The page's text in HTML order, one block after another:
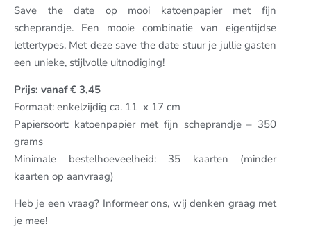
Save the date op mooi katoenpapier met fijn
scheprandje. Een mooie combinatie van eigentijdse
lettertypes. Met deze save the date stuur je jullie gasten
een unieke, stijlvolle uitnodiging!
Prijs: vanaf € 3,45
Formaat: enkelzijdig ca. 11 x 17 cm
Papiersoort: katoenpapier met fijn scheprandje – 350
grams
Minimale bestelhoeveelheid: 35 kaarten (minder
kaarten op aanvraag)
Heb je een vraag? Informeer ons, wij denken graag met
je mee!